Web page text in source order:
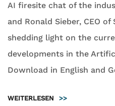
AI firesite chat of the
and Ronald Sieber, CEO of
shedding light on the
developments in the
Download in English and
WEITERLESEN >>